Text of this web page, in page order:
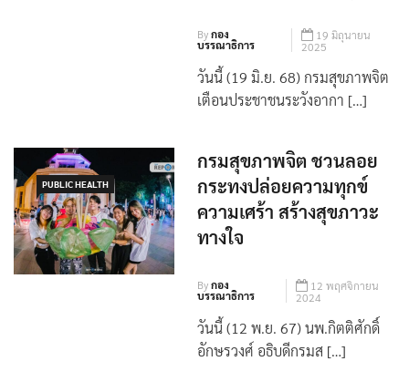
Byกอง
บรรณาธิการ
19 มิถุนายน
2025
วันนี้ (19 มิ.ย. 68) กรมสุขภาพจิต
เตือนประชาชนระวังอากา […]
PUBLIC HEALTH
กรมสุขภาพจิต ชวนลอย
กระทงปล่อยความทุกข์
ความเศร้า สร้างสุขภาวะ
ทางใจ
Byกอง
บรรณาธิการ
12 พฤศจิกายน
2024
วันนี้ (12 พ.ย. 67) นพ.กิตติศักดิ์
อักษรวงศ์ อธิบดีกรมส […]